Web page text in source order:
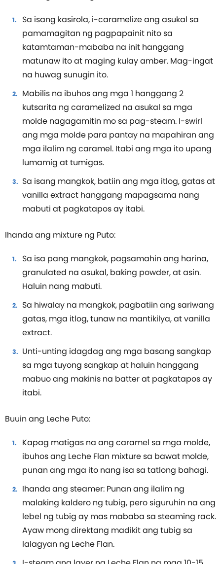
Sa isang kasirola, i-caramelize ang asukal sa
pamamagitan ng pagpapainit nito sa
katamtaman-mababa na init hanggang
matunaw ito at maging kulay amber. Mag-ingat
na huwag sunugin ito.
Mabilis na ibuhos ang mga 1 hanggang 2
kutsarita ng caramelized na asukal sa mga
molde nagagamitin mo sa pag-steam. I-swirl
ang mga molde para pantay na mapahiran ang
mga ilalim ng caramel. Itabi ang mga ito upang
lumamig at tumigas.
Sa isang mangkok, batiin ang mga itlog, gatas at
vanilla extract hanggang mapagsama nang
mabuti at pagkatapos ay itabi.
Ihanda ang mixture ng Puto:
Sa isa pang mangkok, pagsamahin ang harina,
granulated na asukal, baking powder, at asin.
Haluin nang mabuti.
Sa hiwalay na mangkok, pagbatiin ang sariwang
gatas, mga itlog, tunaw na mantikilya, at vanilla
extract.
Unti-unting idagdag ang mga basang sangkap
sa mga tuyong sangkap at haluin hanggang
mabuo ang makinis na batter at pagkatapos ay
itabi.
Buuin ang Leche Puto:
Kapag matigas na ang caramel sa mga molde,
ibuhos ang Leche Flan mixture sa bawat molde,
punan ang mga ito nang isa sa tatlong bahagi.
Ihanda ang steamer: Punan ang ilalim ng
malaking kaldero ng tubig, pero siguruhin na ang
lebel ng tubig ay mas mababa sa steaming rack.
Ayaw mong direktang madikit ang tubig sa
lalagyan ng Leche Flan.